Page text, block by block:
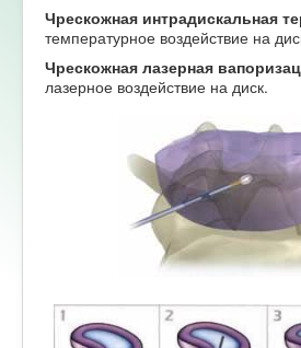
Чрескожная интрадискальная
температурное воздействие на
Чрескожная лазерная
лазерное воздействие на диск.